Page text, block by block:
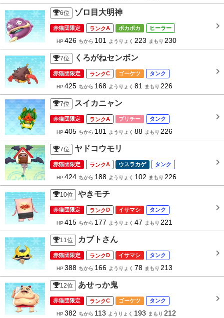
6位 ゾロ目大明神
赤猫団限定 A ポカポカ ヒーラー
HP426 ちから 101 ようりょく 223 まもり 230
7位 くろがねセンボン
赤猫団限定 C ゴーケツ タンク
HP425 ちから 168 ようりょく 81 まもり 226
7位 スイカニャン
赤猫団限定 A プリチー タンク
HP405 ちから 181 ようりょく 88 まもり 226
7位 ヤドコウモリ
赤猫団限定 A ウスラカゲ タンク
HP424 ちから 188 ようりょく 102 まもり 226
10位 やきモチ
赤猫団限定 D イサマシ タンク
HP415 ちから 177 ようりょく 47 まもり 221
11 位 カブトさん
赤猫団限定 D イサマシ タンク
HP388 ちから 166 ようりょく 78 まもり 213
12位 あせっか鬼
赤猫団限定 C ゴーケツ タンク
HP382 ちから 113 ようりょく 193 まもり 212